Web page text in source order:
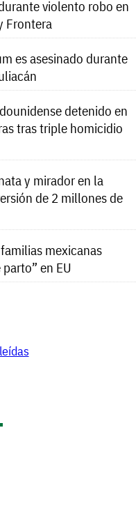
violento robo en
Frontera
es asesinado durante
detenido en
tras triple homicidio
y mirador en la
de 2 millones de
mexicanas
en EU